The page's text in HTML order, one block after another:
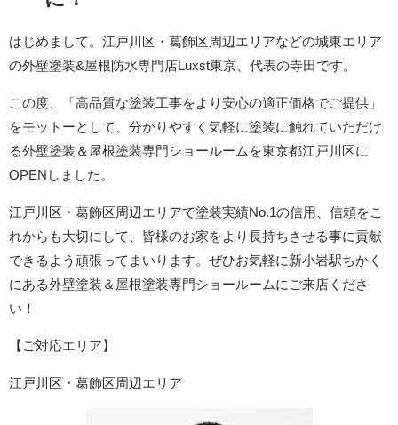
はじめまして。江戸川区・葛飾区周辺エリアなどの城東エリア
の外壁塗装&屋根防水専門店Luxst東京、代表の寺田です。
この度、「高品質な塗装工事をより安心の適正価格でご提供」
をモットーとして、分かりやすく気軽に塗装に触れていただけ
る外壁塗装＆屋根塗装専門ショールームを東京都江戸川区に
OPENしました。
江戸川区・葛飾区周辺エリアで塗装実績No.1の信用、信頼をこ
れからも大切にして、皆様のお家をより長持ちさせる事に貢献
できるよう頑張ってまいります。ぜひお気軽に新小岩駅ちかく
にある外壁塗装＆屋根塗装専門ショールームにご来店くださ
い！
【ご対応エリア】
江戸川区・葛飾区周辺エリア